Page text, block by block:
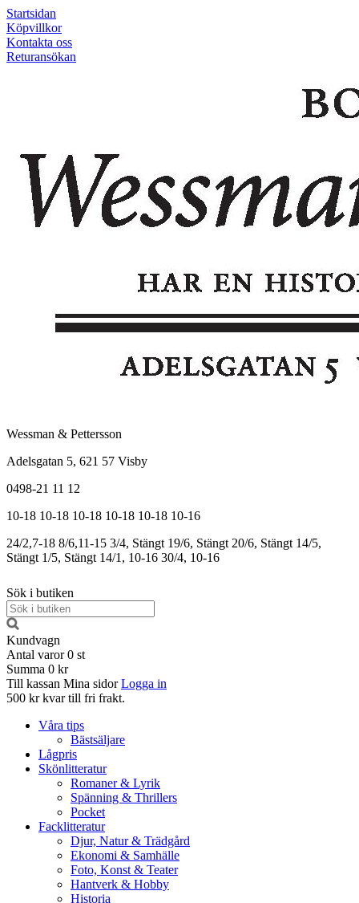
Startsidan
Köpvillkor
Kontakta oss
Returansökan
Wessman & Pettersson
Adelsgatan 5, 621 57 Visby
0498-21 11 12
10-18 10-18 10-18 10-18 10-18 10-16
24/2,7-18 8/6,11-15 3/4, Stängt 19/6, Stängt 20/6, Stängt 14/5,
Stängt 1/5, Stängt 14/1, 10-16 30/4, 10-16
Sök i butiken
Kundvagn
Antal varor 0 st
Summa 0 kr
Till kassan Mina sidor Logga in
500 kr kvar till fri frakt.
Våra tips
Bästsäljare
Lågpris
Skönlitteratur
Romaner & Lyrik
Spänning & Thrillers
Pocket
Facklitteratur
Djur, Natur & Trädgård
Ekonomi & Samhälle
Foto, Konst & Teater
Hantverk & Hobby
Historia